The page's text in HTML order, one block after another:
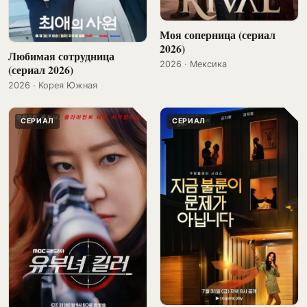
Любимая сотрудница
(сериал 2026)
2026 · Корея Южная
Моя соперница (сериал
2026)
2026 · Мексика
СЕРИАЛ СЕРИАЛ